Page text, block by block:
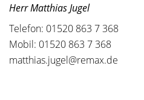
Herr Matthias Jugel
Telefon: 01520 863 7 368
Mobil: 01520 863 7 368
matthias.jugel@remax.de